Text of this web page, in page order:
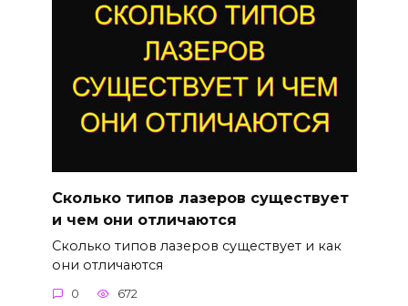
Сколько типов лазеров существует
и чем они отличаются
Сколько типов лазеров существует и как
они отличаются
0 672